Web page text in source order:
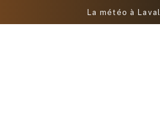
La météo à Laval